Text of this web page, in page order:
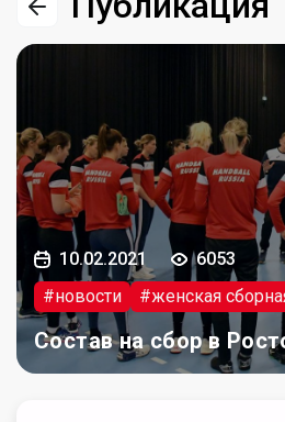
10.02.2021
6053
#новости
#женская
Состав на сбор в